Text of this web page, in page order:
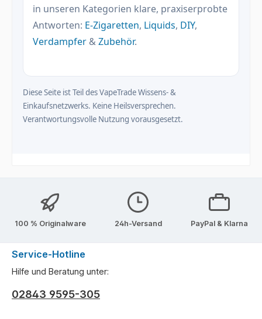
in unseren Kategorien klare, praxiserprobte
Antworten: E-Zigaretten, Liquids, DIY,
Verdampfer &Zubehör.
Diese Seite ist Teil des VapeTrade Wissens- &
Einkaufsnetzwerks. Keine Heilsversprechen.
Verantwortungsvolle Nutzung vorausgesetzt.
100 % Originalware 24h-Versand PayPal & Klarna
Service-Hotline
Hilfe und Beratung unter:
02843 9595-305